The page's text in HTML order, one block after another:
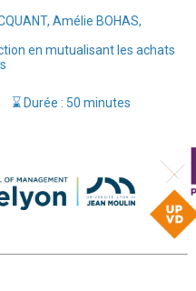
Amélie BOHAS,
en mutualisant les achats
⌛ Durée : 50 minutes